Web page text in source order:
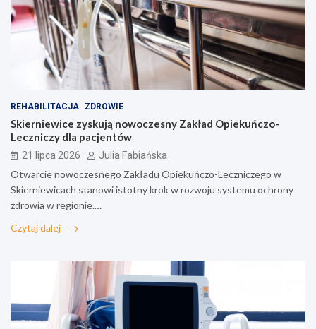
REHABILITACJA ZDROWIE
Skierniewice zyskują nowoczesny Zakład Opiekuńczo-
Leczniczy dla pacjentów
21 lipca 2026 Julia Fabiańska
Otwarcie nowoczesnego Zakładu Opiekuńczo-Leczniczego w
Skierniewicach stanowi istotny krok w rozwoju systemu ochrony
zdrowia w regionie.…
Czytaj dalej